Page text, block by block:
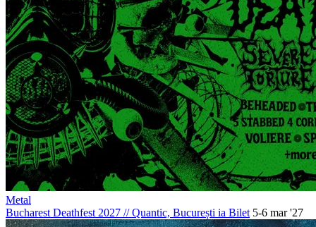
Metal
Bucharest Deathfest 2027 //Quantic, București ia Bilet 5-6 mar '27